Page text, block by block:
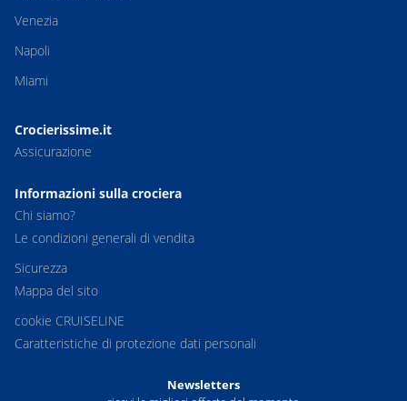
Venezia
Napoli
Miami
Crocierissime.it
Assicurazione
Informazioni sulla crociera
Chi siamo?
Le condizioni generali di vendita
Sicurezza
Mappa del sito
cookie CRUISELINE
Caratteristiche di protezione dati personali
Newsletters